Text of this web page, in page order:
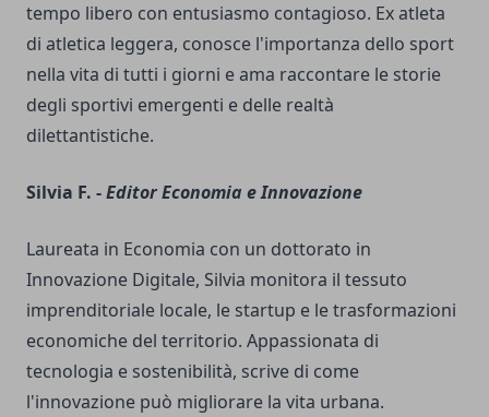
tempo libero con entusiasmo contagioso. Ex atleta
di atletica leggera, conosce l'importanza dello sport
nella vita di tutti i giorni e ama raccontare le storie
degli sportivi emergenti e delle realtà
dilettantistiche.
Silvia F. -Editor Economia e Innovazione
Laureata in Economia con un dottorato in
Innovazione Digitale, Silvia monitora il tessuto
imprenditoriale locale, le startup e le trasformazioni
economiche del territorio. Appassionata di
tecnologia e sostenibilità, scrive di come
l'innovazione può migliorare la vita urbana.